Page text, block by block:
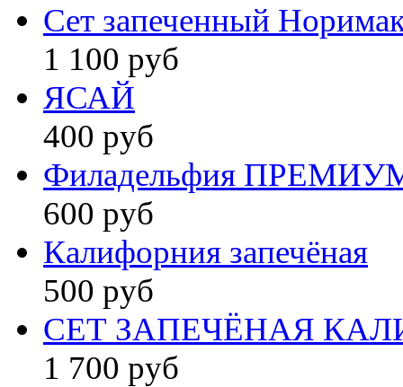
Сет запеченный
1 100 руб
ЯСАЙ
400 руб
Филадельфия
600 руб
Калифорния запечёная
500 руб
СЕТ ЗАПЕЧЁНАЯ
1 700 руб